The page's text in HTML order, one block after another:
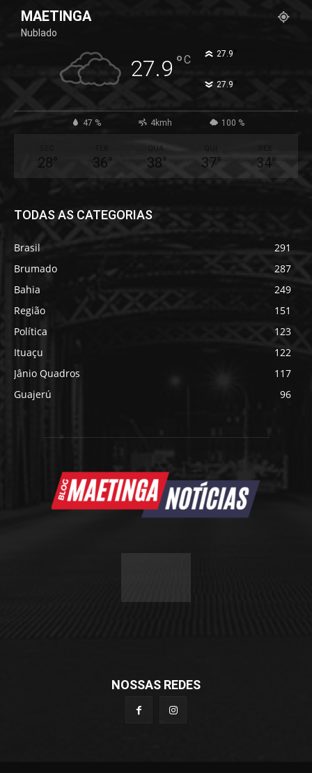
MAETINGA
Nublado
27.9 °C 27.9
27.9
47 % 4kmh 100 %
28° 36°
QUA
38° 37° 34°
TODAS AS CATEGORIAS
Brasil
291
Brumado
287
Bahia
249
Região
151
Política
123
Ituaçu
122
Jânio Quadros
117
Guajerú
96
NOSSAS REDES